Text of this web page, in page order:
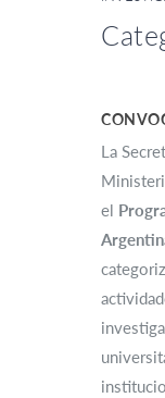
La
el